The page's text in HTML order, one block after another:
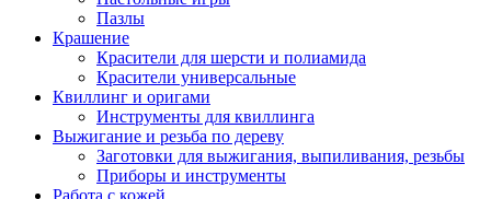
Пазлы
Крашение
Красители для шерсти и полиамида
Красители универсальные
Квиллинг и оригами
Инструменты для квиллинга
Выжигание и резьба по дереву
Заготовки для выжигания, выпиливания, резьбы
Приборы и инструменты
Работа с кожей